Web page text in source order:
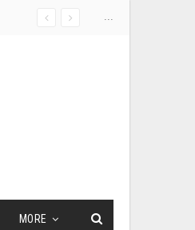
...
MORE